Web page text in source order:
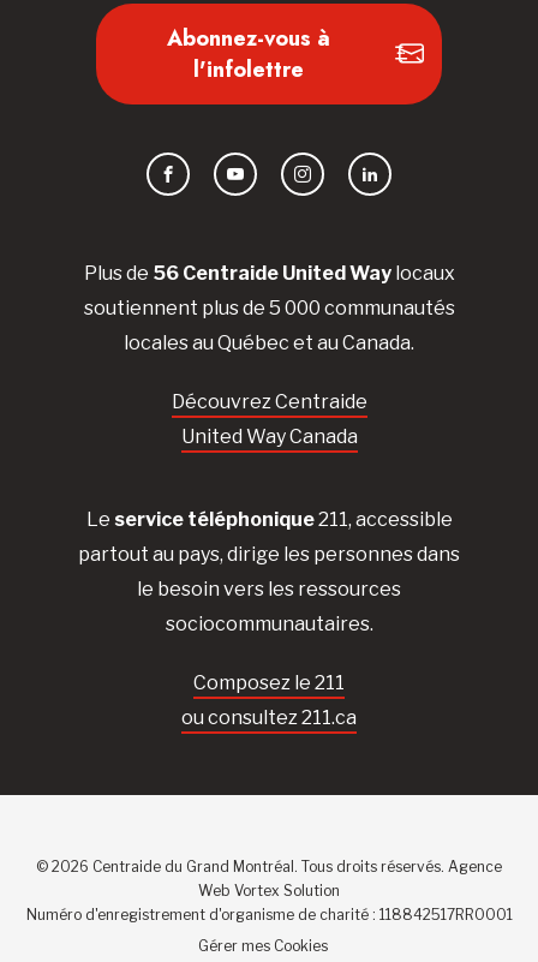
Plus de 56 Centraide United Waylocaux
soutiennent plus de 5 000 communautés
locales au Québec et au Canada.
Découvrez Centraide
United Way Canada
Le service téléphonique211, accessible
partout au pays, dirige les personnes dans
le besoin vers les ressources
sociocommunautaires.
Composez le 211
ou consultez 211.ca
Abonnez-vous à
l'infolettre
FacebookYouTubeInstagramLinkedIn
© 2026 Centraide du Grand Montréal. Tous droits réservés. Agence
Web Vortex Solution
Numéro d'enregistrement d'organisme de charité : 118842517RR0001
Gérer mes Cookies